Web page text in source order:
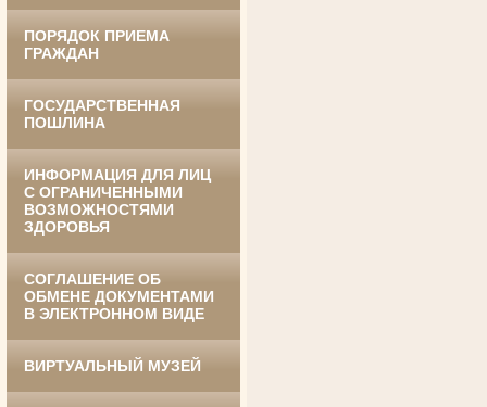
Ануприенко Иван Васильевич
Участник Великой Отечественной войны
в период с 1965 по 1984 гг.
Винник Евдокия Трофимовна
Великой Отечественной войны
ПОРЯДОК ПРИЕМА
ГРАЖДАН
ГОСУДАРСТВЕННАЯ
ПОШЛИНА
ИНФОРМАЦИЯ ДЛЯ ЛИЦ
С ОГРАНИЧЕННЫМИ
ВОЗМОЖНОСТЯМИ
ЗДОРОВЬЯ
СОГЛАШЕНИЕ ОБ
ОБМЕНЕ ДОКУМЕНТАМИ
В ЭЛЕКТРОННОМ ВИДЕ
ВИРТУАЛЬНЫЙ МУЗЕЙ